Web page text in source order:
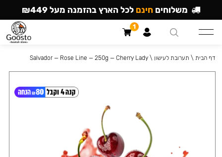
דף הבית \ תערובת לעישון \
Salvador — Rose Line — 250g — Cherry Lady
משלוחים חינם לכל הארץ בהזמנה מעל ₪449
1